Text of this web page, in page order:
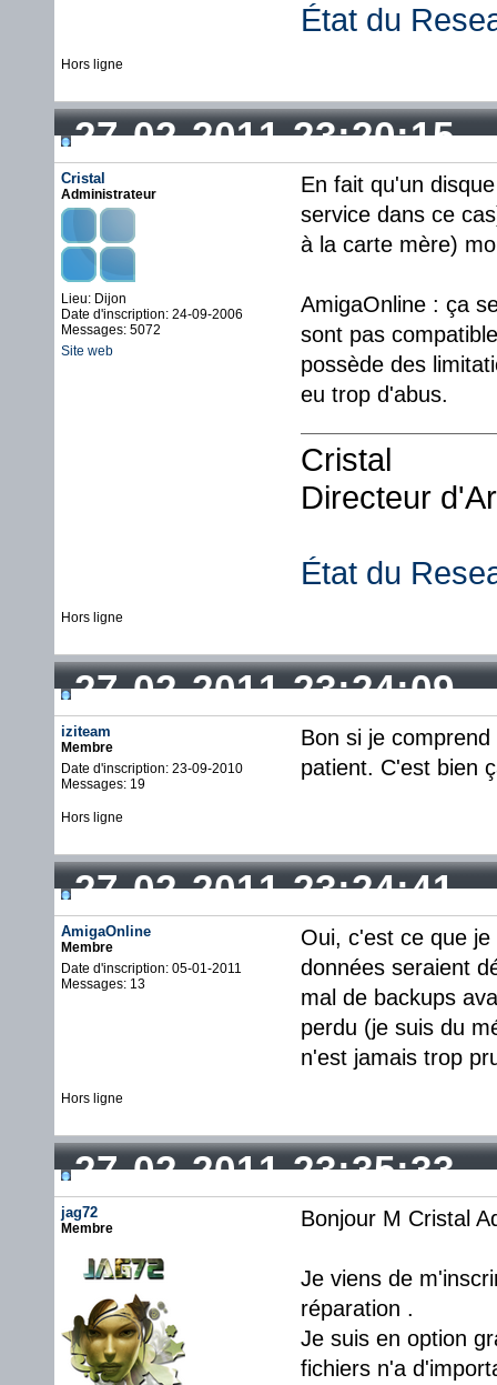
État du
Hors ligne
27-02-2011 23:20:15
Cristal
Administrateur
Lieu: Dijon
Date d'inscription: 24-09-2006
Messages: 5072
Site web
En fait qu'un
service dans ce
à la carte mère)
AmigaOnline : ça
sont pas
possède des
eu trop d'abus.
Cristal
Directeur
État du
Hors ligne
27-02-2011 23:24:09
iziteam
Membre
Date d'inscription: 23-09-2010
Messages: 19
Bon si je
patient. C'est bien
Hors ligne
27-02-2011 23:24:41
AmigaOnline
Membre
Date d'inscription: 05-01-2011
Messages: 13
Oui, c'est ce que
données seraient
mal de backups
perdu (je suis du
n'est jamais trop
Hors ligne
27-02-2011 23:35:33
jag72
Membre Bonjour M Cristal
Je viens de
réparation .
Je suis en option
fichiers n'a